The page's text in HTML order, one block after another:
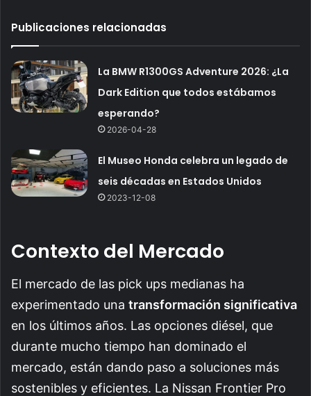
Publicaciones relacionadas
La BMW R1300GS Adventure 2026: ¿La
Dark Edition que todos estábamos
esperando?
2026-04-28
El Museo Honda celebra un legado de
seis décadas en Estados Unidos
2023-12-08
Contexto del Mercado
El mercado de las pick ups medianas ha
experimentado una transformación significativa
en los últimos años. Las opciones diésel, que
durante mucho tiempo han dominado el
mercado, están dando paso a soluciones más
sostenibles y eficientes. La Nissan Frontier Pro